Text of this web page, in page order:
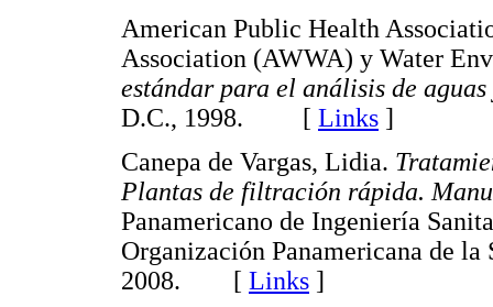
American Public Health
Association (AWWA) y Water
estándar para el análisis de
D.C., 1998. [ Links ]
Canepa de Vargas, Lidia.
Plantas de filtración rápida.
Panamericano de Ingeniería
Organización Panamericana de
2008. [ Links ]